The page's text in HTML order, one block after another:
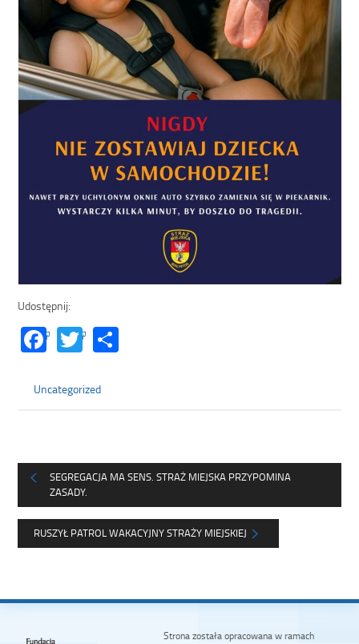
Udostępnij:
Facebook
Twitter
Uncategorized
SEGREGACJA MA SENS. STRAŻ MIEJSKA PRZYPOMINA
ZASADY.
RUSZYŁ PATROL WAKACYJNY STRAŻY MIEJSKIEJ
Strona została opracowana w ramach